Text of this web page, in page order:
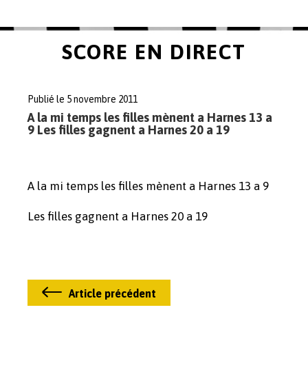
SCORE EN DIRECT
Publié le 5 novembre 2011
A la mi temps les filles mènent a Harnes 13 a
9 Les filles gagnent a Harnes 20 a 19
A la mi temps les filles mènent a Harnes 13 a 9
Les filles gagnent a Harnes 20 a 19
Article précédent